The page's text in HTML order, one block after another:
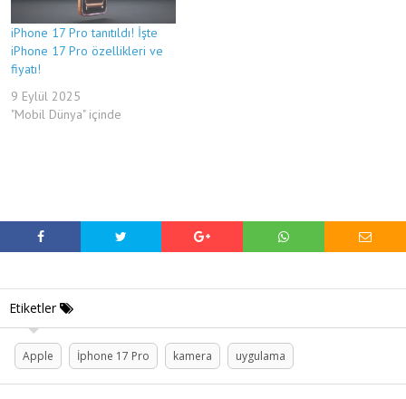
iPhone 17 Pro tanıtıldı! İşte
iPhone 17 Pro özellikleri ve
fiyatı!
9 Eylül 2025
"Mobil Dünya" içinde
Etiketler
Apple İphone 17 Pro kamera uygulama